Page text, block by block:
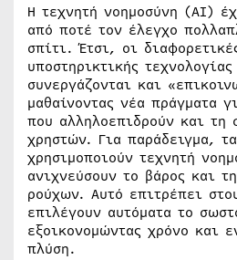
Η τεχνητή νοημοσύνη (AI)
από ποτέ τον έλεγχο
σπίτι. Έτσι, οι
υποστηρικτικής
συνεργάζονται και
μαθαίνοντας νέα πράγματα
που αλληλοεπιδρούν και τη
χρηστών. Για παράδειγμα, τα
χρησιμοποιούν τεχνητή
ανιχνεύσουν το βάρος και
ρούχων. Αυτό επιτρέπει
επιλέγουν αυτόματα το
εξοικονομώντας χρόνο και
πλύση.